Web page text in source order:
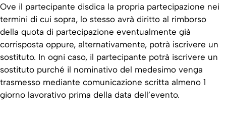
Ove il partecipante disdica la propria partecipazione nei
termini di cui sopra, lo stesso avrà diritto al rimborso
della quota di partecipazione eventualmente già
corrisposta oppure, alternativamente, potrà iscrivere un
sostituto. In ogni caso, il partecipante potrà iscrivere un
sostituto purché il nominativo del medesimo venga
trasmesso mediante comunicazione scritta almeno 1
giorno lavorativo prima della data dell’evento.